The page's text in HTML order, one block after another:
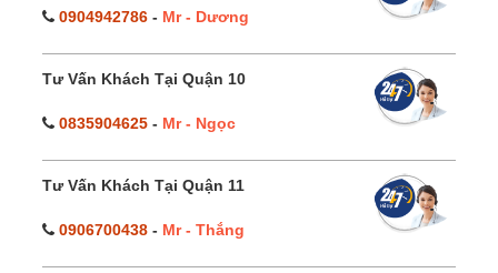
0904942786 - Mr - Dương
Tư Vấn Khách Tại Quận 10
0835904625 - Mr - Ngọc
Tư Vấn Khách Tại Quận 11
0906700438 - Mr - Thắng